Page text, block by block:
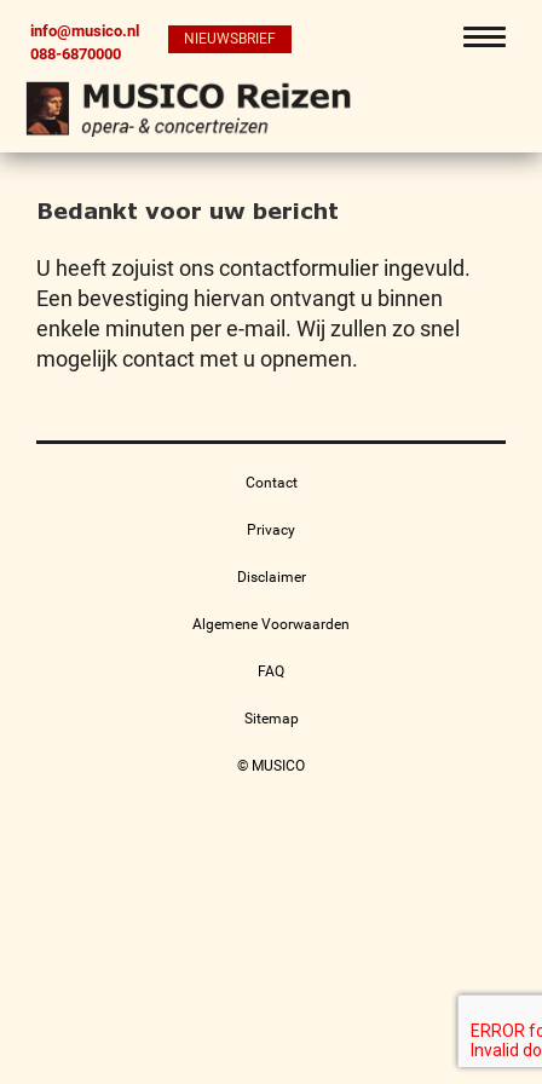
info@musico.nl
088-6870000
NIEUWSBRIEF
Bedankt voor uw bericht
U heeft zojuist ons contactformulier ingevuld.
Een bevestiging hiervan ontvangt u binnen
enkele minuten per e-mail. Wij zullen zo snel
mogelijk contact met u opnemen.
Contact
Privacy
Disclaimer
Algemene Voorwaarden
FAQ
Sitemap
© MUSICO